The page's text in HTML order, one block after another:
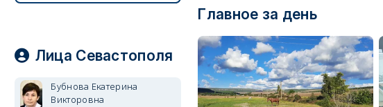
Главное за день
Лица Севастополя
Бубнова Екатерина
Викторовна